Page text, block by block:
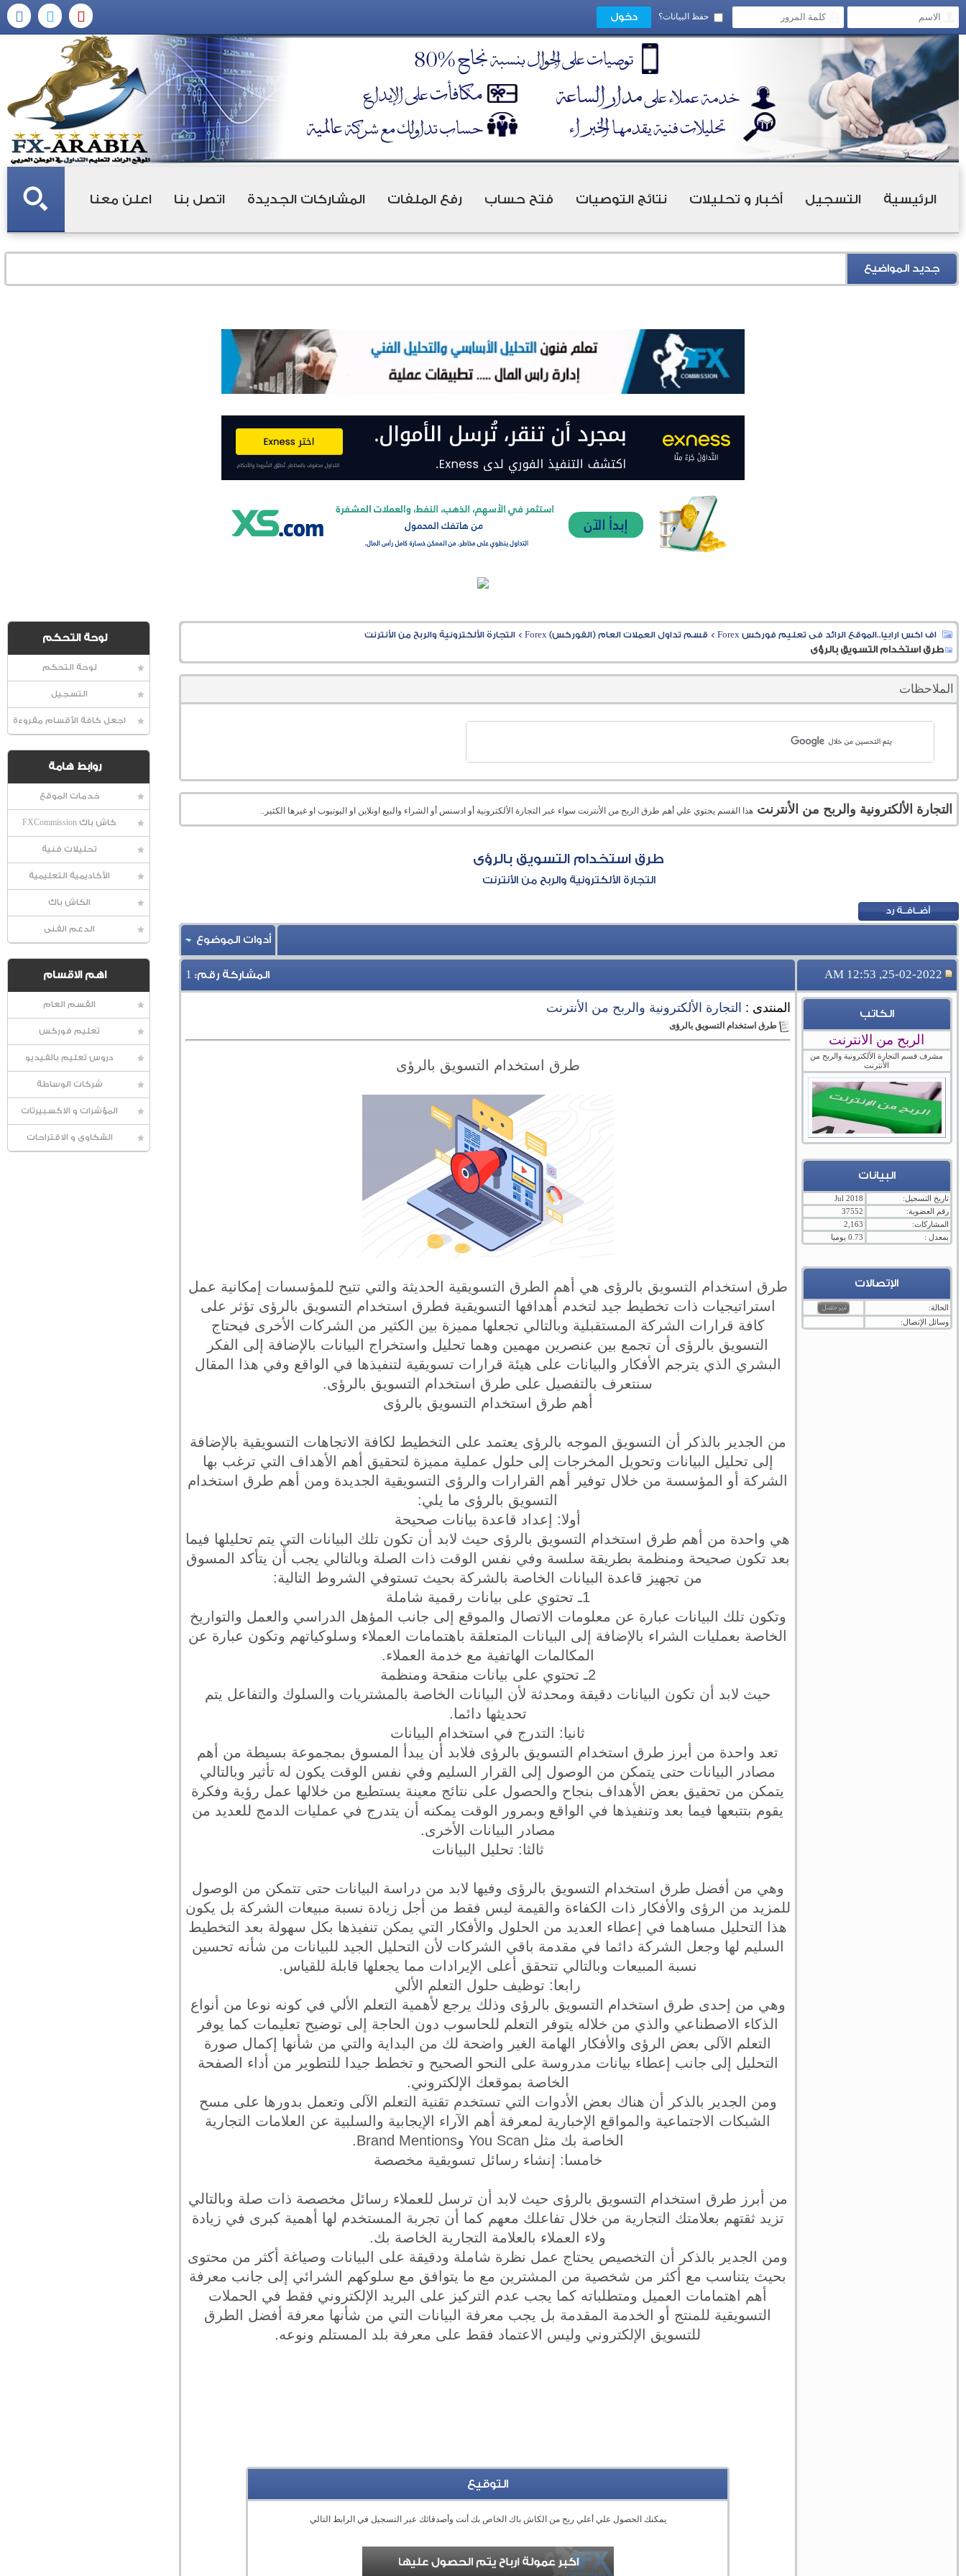
حفظ البيانات؟
الرئيسية التسجيل أخبار و تحليلات نتائج التوصيات فتح حساب رفع الملفات المشاركات الجديدة اتصل بنا اعلن معنا
جديد المواضيع
لوحة التحكم
لوحة التحكم
التسجيل
اجعل كافة الأقسام مقروءة
روابط هامة
خدمات الموقع
كاش باك FXCommission
تحليلات فنية
الأكاديمية التعليمية
الكاش باك
الدعم الفنى
اهم الاقسام
القسم العام
تعليم فوركس
دروس تعليم بالفيديو
شركات الوساطة
المؤشرات و الاكسبيرتات
الشكاوى و الاقتراحات
اف اكس ارابيا..الموقع الرائد فى تعليم فوركس Forex > قسم تداول العملات العام (الفوركس) Forex >التجارة الألكترونية والربح من الأنترنت
طرق استخدام التسويق بالرؤى
الملاحظات
التجارة الألكترونية والربح من الأنترنت هذا القسم يحتوي علي أهم طرق الربح من الأنترنت سواء عبر التجارة الألكترونية أو ادسنس أو الشراء والبيع اونلاين او اليوتيوب او غيرها الكثير..
طرق استخدام التسويق بالرؤى
التجارة الألكترونية والربح من الأنترنت
أدوات الموضوع
25-02-2022, 12:53 AM المشاركة رقم: 1
الكاتب
الربح من الانترنت
مشرف قسم التجارة الألكترونية والربح من
الأنترنت
البيانات
تاريخ التسجيل:
Jul 2018
رقم العضوية:
37552
المشاركات:
2,163
بمعدل :
0.73 يوميا
الإتصالات
الحالة:
وسائل الإتصال:
المنتدى : التجارة الألكترونية والربح من الأنترنت
طرق استخدام التسويق بالرؤى
طرق استخدام التسويق بالرؤى
طرق استخدام التسويق بالرؤى هي أهم الطرق التسويقية الحديثة والتي تتيح للمؤسسات إمكانية عمل
استراتيجيات ذات تخطيط جيد لتخدم أهدافها التسويقية فطرق استخدام التسويق بالرؤى تؤثر على
كافة قرارات الشركة المستقبلية وبالتالي تجعلها مميزة بين الكثير من الشركات الأخرى فيحتاج
التسويق بالرؤى أن تجمع بين عنصرين مهمين وهما تحليل واستخراج البيانات بالإضافة إلى الفكر
البشري الذي يترجم الأفكار والبيانات على هيئة قرارات تسويقية لتنفيذها في الواقع وفي هذا المقال
سنتعرف بالتفصيل على طرق استخدام التسويق بالرؤى.
أهم طرق استخدام التسويق بالرؤى
من الجدير بالذكر أن التسويق الموجه بالرؤى يعتمد على التخطيط لكافة الاتجاهات التسويقية بالإضافة
إلى تحليل البيانات وتحويل المخرجات إلى حلول عملية مميزة لتحقيق أهم الأهداف التي ترغب بها
الشركة أو المؤسسة من خلال توفير أهم القرارات والرؤى التسويقية الجديدة ومن أهم طرق استخدام
التسويق بالرؤى ما يلي:
أولا: إعداد قاعدة بيانات صحيحة
هي واحدة من أهم طرق استخدام التسويق بالرؤى حيث لابد أن تكون تلك البيانات التي يتم تحليلها فيما
بعد تكون صحيحة ومنظمة بطريقة سلسة وفي نفس الوقت ذات الصلة وبالتالي يجب أن يتأكد المسوق
من تجهيز قاعدة البيانات الخاصة بالشركة بحيث تستوفي الشروط التالية:
1ـ تحتوي على بيانات رقمية شاملة
وتكون تلك البيانات عبارة عن معلومات الاتصال والموقع إلى جانب المؤهل الدراسي والعمل والتواريخ
الخاصة بعمليات الشراء بالإضافة إلى البيانات المتعلقة باهتمامات العملاء وسلوكياتهم وتكون عبارة عن
المكالمات الهاتفية مع خدمة العملاء.
2ـ تحتوي على بيانات منقحة ومنظمة
حيث لابد أن تكون البيانات دقيقة ومحدثة لأن البيانات الخاصة بالمشتريات والسلوك والتفاعل يتم
تحديثها دائما.
ثانيا: التدرج في استخدام البيانات
تعد واحدة من أبرز طرق استخدام التسويق بالرؤى فلابد أن يبدأ المسوق بمجموعة بسيطة من أهم
مصادر البيانات حتى يتمكن من الوصول إلى القرار السليم وفي نفس الوقت يكون له تأثير وبالتالي
يتمكن من تحقيق بعض الأهداف بنجاح والحصول على نتائج معينة يستطيع من خلالها عمل رؤية وفكرة
يقوم بتتبعها فيما بعد وتنفيذها في الواقع وبمرور الوقت يمكنه أن يتدرج في عمليات الدمج للعديد من
مصادر البيانات الأخرى.
ثالثا: تحليل البيانات
وهي من أفضل طرق استخدام التسويق بالرؤى وفيها لابد من دراسة البيانات حتى تتمكن من الوصول
للمزيد من الرؤى والأفكار ذات الكفاءة والقيمة ليس فقط من أجل زيادة نسبة مبيعات الشركة بل يكون
هذا التحليل مساهما في إعطاء العديد من الحلول والأفكار التي يمكن تنفيذها بكل سهولة بعد التخطيط
السليم لها وجعل الشركة دائما في مقدمة باقي الشركات لأن التحليل الجيد للبيانات من شأنه تحسين
نسبة المبيعات وبالتالي تتحقق أعلى الإيرادات مما يجعلها قابلة للقياس.
رابعا: توظيف حلول التعلم الألي
وهي من إحدى طرق استخدام التسويق بالرؤى وذلك يرجع لأهمية التعلم الألي في كونه نوعا من أنواع
الذكاء الاصطناعي والذي من خلاله يتوفر التعلم للحاسوب دون الحاجة إلى توضيح تعليمات كما يوفر
التعلم الآلى بعض الرؤى والأفكار الهامة الغير واضحة لك من البداية والتي من شأنها إكمال صورة
التحليل إلى جانب إعطاء بيانات مدروسة على النحو الصحيح و تخطط جيدا للتطوير من أداء الصفحة
الخاصة بموقعك الإلكتروني.
ومن الجدير بالذكر أن هناك بعض الأدوات التي تستخدم تقنية التعلم الآلى وتعمل بدورها على مسح
الشبكات الاجتماعية والمواقع الإخبارية لمعرفة أهم الآراء الإيجابية والسلبية عن العلامات التجارية
الخاصة بك مثل You Scan وBrand Mentions.
خامسا: إنشاء رسائل تسويقية مخصصة
من أبرز طرق استخدام التسويق بالرؤى حيث لابد أن ترسل للعملاء رسائل مخصصة ذات صلة وبالتالي
تزيد ثقتهم بعلامتك التجارية من خلال تفاعلك معهم كما أن تجربة المستخدم لها أهمية كبرى في زيادة
ولاء العملاء بالعلامة التجارية الخاصة بك.
ومن الجدير بالذكر أن التخصيص يحتاج عمل نظرة شاملة ودقيقة على البيانات وصياغة أكثر من محتوى
بحيث يتناسب مع أكثر من شخصية من المشترين مع ما يتوافق مع سلوكهم الشرائي إلى جانب معرفة
أهم اهتمامات العميل ومتطلباته كما يجب عدم التركيز على البريد الإلكتروني فقط في الحملات
التسويقية للمنتج أو الخدمة المقدمة بل يجب معرفة البيانات التي من شأنها معرفة أفضل الطرق
للتسويق الإلكتروني وليس الاعتماد فقط على معرفة بلد المستلم ونوعه.
التوقيع
يمكنك الحصول علي أعلي ربح من الكاش باك الخاص بك أنت وأصدقائك عبر التسجيل في الرابط التالي